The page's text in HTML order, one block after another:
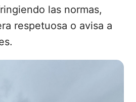
las normas,
respetuosa o avisa a